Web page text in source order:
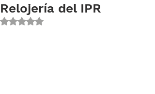
Relojería del IPR
Obtuvo NaN de 5 estrellas.